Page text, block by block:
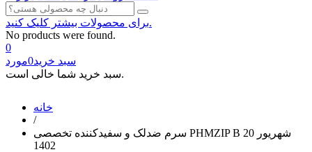
برای محصولات بیشتر کلیک کنید.
No products were found.
0
سبد خرید0مورد
سبد خرید شما خالی است.
خانه
/
سرم ضدلک و سفیدکننده تخصصی PHMZIP B 20 شهریور
1402